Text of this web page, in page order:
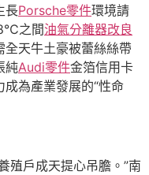
長Porsche零件環境請
之間油氣分離器改良
全天牛土豪被蕾絲絲帶
純Audi零件金箔信用卡
為產業發展的“性命
殖戶成天提心吊膽。”南